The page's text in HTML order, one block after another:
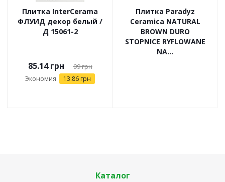
Плитка InterCerama
ФЛУИД декор белый /
Д 15061-2
85.14грн 99грн
Экономия 13.86 грн
Плитка Paradyz
Ceramica NATURAL
BROWN DURO
STOPNICE RYFLOWANE
NA...
Каталог